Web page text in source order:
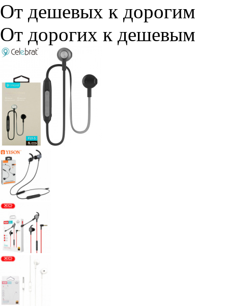
От дешевых к дорогим
От дорогих к дешевым